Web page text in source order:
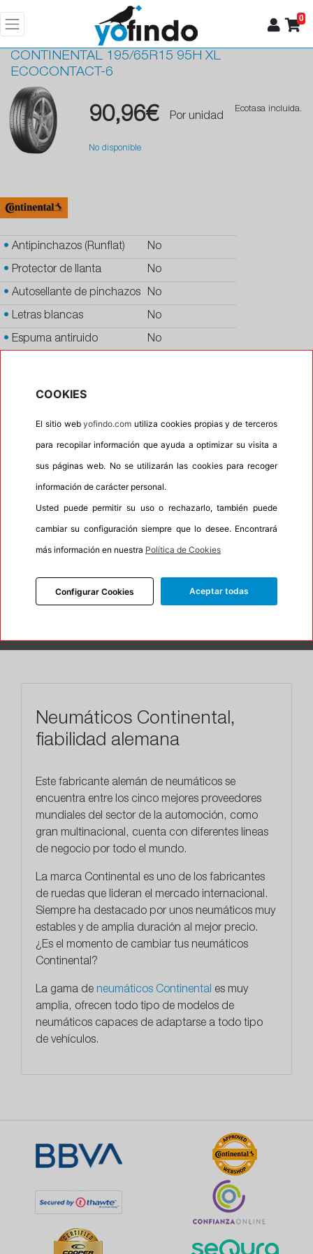
0
CONTINENTAL 195/65R15 95H XL
ECOCONTACT-6
90,96€ Por unidad
Ecotasa incluida.
No disponible
• Antipinchazos (Runflat) No
• Protector de llanta No
• Autosellante de pinchazos No
• Letras blancas No
• Espuma antiruido No
DESCRIPCIÓN
Neumáticos Continental,
fiabilidad alemana
Este fabricante alemán de neumáticos se
encuentra entre los cinco mejores proveedores
mundiales del sector de la automoción, como
gran multinacional, cuenta con diferentes líneas
de negocio por todo el mundo.
La marca Continental es uno de los fabricantes
de ruedas que lideran el mercado internacional.
Siempre ha destacado por unos neumáticos muy
estables y de amplia duración al mejor precio.
¿Es el momento de cambiar tus neumáticos
Continental?
La gama de neumáticos Continental es muy
amplia, ofrecen todo tipo de modelos de
neumáticos capaces de adaptarse a todo tipo
de vehículos.
COOKIES
El sitio webyofindo.com utiliza cookies propias y de terceros
para recopilar información que ayuda a optimizar su visita a
sus páginas web. No se utilizarán las cookies para recoger
información de carácter personal.
Usted puede permitir su uso o rechazarlo, también puede
cambiar su configuración siempre que lo desee. Encontrará
más información en nuestra Política de Cookies
Configurar Cookies Aceptar todas